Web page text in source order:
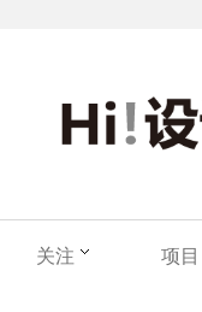
关注 项目